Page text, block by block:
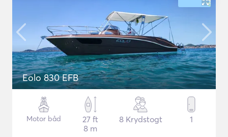
Eolo 830 EFB
Motor båd
27 ft
8 m
8 Krydstogt 1